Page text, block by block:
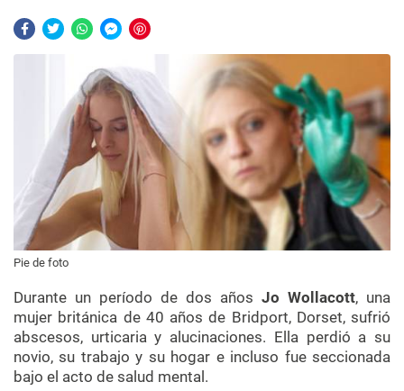
Pie de foto
Durante un período de dos años Jo Wollacott, una
mujer británica de 40 años de Bridport, Dorset, sufrió
abscesos, urticaria y alucinaciones. E lla perdió a su
novio, su trabajo y su hogar e incluso fue seccionada
bajo el acto de salud mental.